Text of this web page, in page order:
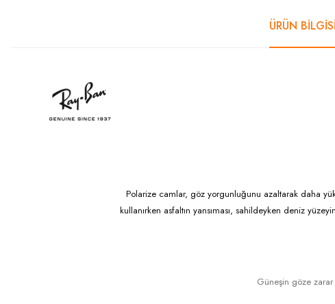
ÜRÜN
Polarize camlar, göz yorgunluğunu azaltarak daha
kullanırken asfaltın yansıması, sahildeyken deniz
Güneşin göze zarar